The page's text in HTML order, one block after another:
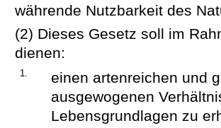
währende Nutzbarkeit des
(2) Dieses Gesetz soll im
dienen:
1.
einen artenreichen und
ausgewogenen
Lebensgrundlagen zu